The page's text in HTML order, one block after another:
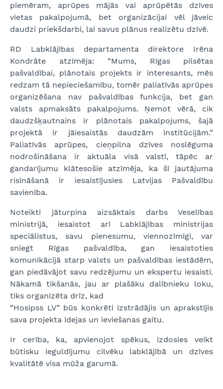
piemēram, aprūpes mājās vai aprūpētās dzīves
vietas pakalpojumā, bet organizācijai vēl jāveic
daudzi priekšdarbi, lai savus plānus realizētu dzīvē.
RD Labklājības departamenta direktore Irēna
Kondrāte atzīmēja: “Mums, Rīgas pilsētas
pašvaldībai, plānotais projekts ir interesants, mēs
redzam tā nepieciešamību, tomēr paliatīvās aprūpes
organizēšana nav pašvaldības funkcija, bet gan
valsts apmaksāts pakalpojums. Ņemot vērā, cik
daudzšķautnains ir plānotais pakalpojums, šajā
projektā ir jāiesaistās daudzām institūcijām.”
Paliatīvās aprūpes, cieņpilna dzīves noslēguma
nodrošināšana ir aktuāla visā valstī, tāpēc ar
gandarījumu klātesošie atzīmēja, ka šī jautājuma
risināšanā ir iesaistījusies Latvijas Pašvaldību
savienība.
Noteikti jāturpina aizsāktais darbs Veselības
ministrijā, iesaistot arī Labklājības ministrijas
speciālistus, savu pienesumu, viennozīmīgi, var
sniegt Rīgas pašvaldība, gan iesaistoties
komunikācijā starp valsts un pašvaldības iestādēm,
gan piedāvājot savu redzējumu un ekspertu iesaisti.
Nākamā tikšanās, jau ar plašāku dalībnieku loku,
tiks organizēta drīz, kad
“Hosipss LV” būs konkrēti izstrādājis un aprakstījis
sava projekta idejas un ieviešanas gaitu.
Ir cerība, ka, apvienojot spēkus, izdosies veikt
būtisku ieguldījumu cilvēku labklājībā un dzīves
kvalitātē visa mūža garumā.